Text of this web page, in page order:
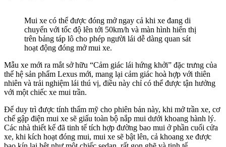
Mui xe có thể được đóng mở ngay cả khi xe đang di
chuyển với tốc độ lên tới 50km/h và màn hình hiển thị
trên bảng táp lô cho phép người lái dễ dàng quan sát
hoạt động đóng mở mui xe.
Mẫu xe mới ra mắt sở hữu “Cảm giác lái hứng khởi” đặc trưng của
thế hệ sản phẩm Lexus mới, mang lại cảm giác hoà hợp với thiên
nhiên và trải nghiệm lái thú vị, điều này chỉ có thể được tận hưởng
với một chiếc xe mui trần.
Để duy trì được tính thẩm mỹ cho phiên bản này, khi mở trần xe, cơ
chế gập điện mui xe sẽ giấu toàn bộ nắp mui dưới khoang hành lý.
Các nhà thiết kế đã tinh tế tích hợp đường bao mui ở phần cuối cửa
xe, khi kích hoạt đóng mui, mui xe sẽ bật lên, cả khoang xe được